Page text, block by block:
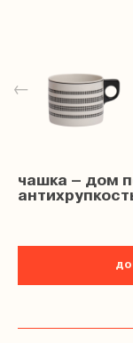
←
чашка – дом